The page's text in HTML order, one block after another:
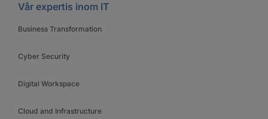
Vår expertis inom IT
Business Transformation
Cyber Security
Digital Workspace
Cloud and Infrastructure